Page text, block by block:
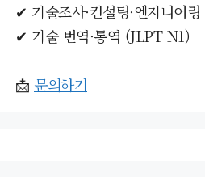
✔ 기술조사·컨설팅·엔지니어링
✔ 기술 번역·통역 (JLPT N1)
📩 문의하기